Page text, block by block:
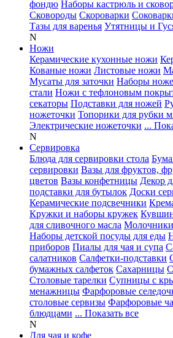
фондю Наборы кастрюль и
Сковороды Скороварки
Тазы для варенья Утятницы и
N
Ножи
Керамические кухонные ножи
Кованые ножи Листовые ножи
Мусаты для заточки Наборы
стали Ножи с тефлоновым
секаторы Подставки для ножей
ножеточки Топорики для рубки
Электрические ножеточки ...
N
Сервировка
Блюда для сервировки стола
сервировки Вазы для фруктов,
цветов Вазы конфетницы Декор
подставки для бутылок Доски
Керамические подсвечники
Кружки и наборы кружек
для сливочного масла
Наборы детской посуды для еды
приборов Пиалы для чая и супа
салатников Салфетки-подставки
бумажных салфеток Сахарницы
Столовые тарелки Супницы с
менажницы Фарфоровые
столовые сервизы Фарфоровые
блюдцами ... Показать все
N
Для чая и кофе